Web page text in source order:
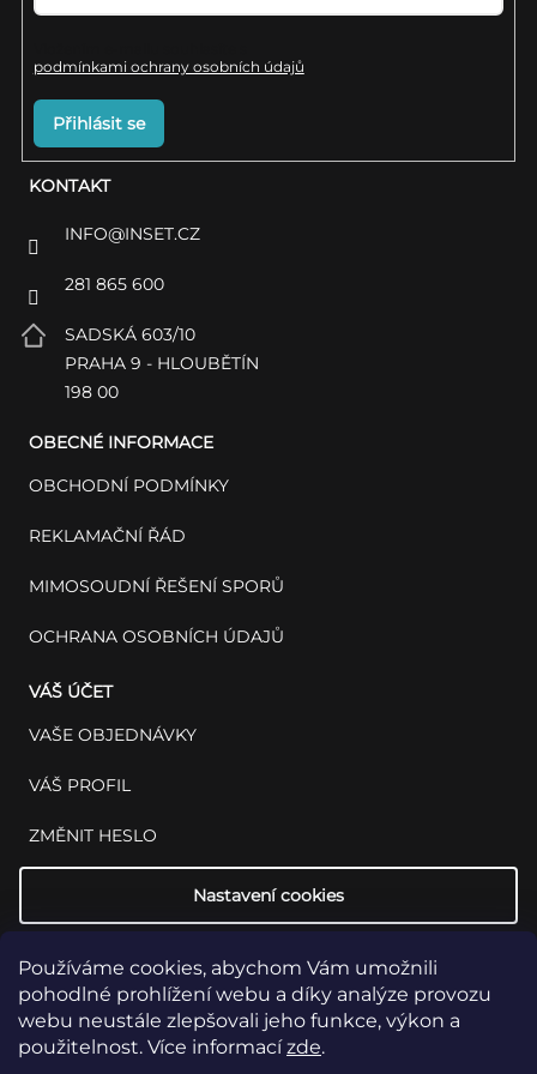
Používáme cookies, abychom Vám umožnili
pohodlné prohlížení webu a díky analýze provozu
webu neustále zlepšovali jeho funkce, výkon a
použitelnost. Více informacízde.
KONTAKT
INFO@INSET.CZ
281 865 600
SADSKÁ 603/10
PRAHA 9 - HLOUBĚTÍN
198 00
OBECNÉ INFORMACE
OBCHODNÍ PODMÍNKY
REKLAMAČNÍ ŘÁD
MIMOSOUDNÍ ŘEŠENÍ SPORŮ
OCHRANA OSOBNÍCH ÚDAJŮ
VÁŠ ÚČET
VAŠE OBJEDNÁVKY
VÁŠ PROFIL
ZMĚNIT HESLO
Nastavení cookies
podmínkami ochrany osobních údajů
Přihlásit se